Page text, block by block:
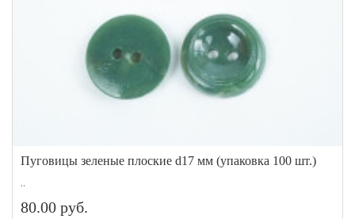
Пуговицы зеленые плоские d17 мм (упаковка 100 шт.)
..
80.00 руб.